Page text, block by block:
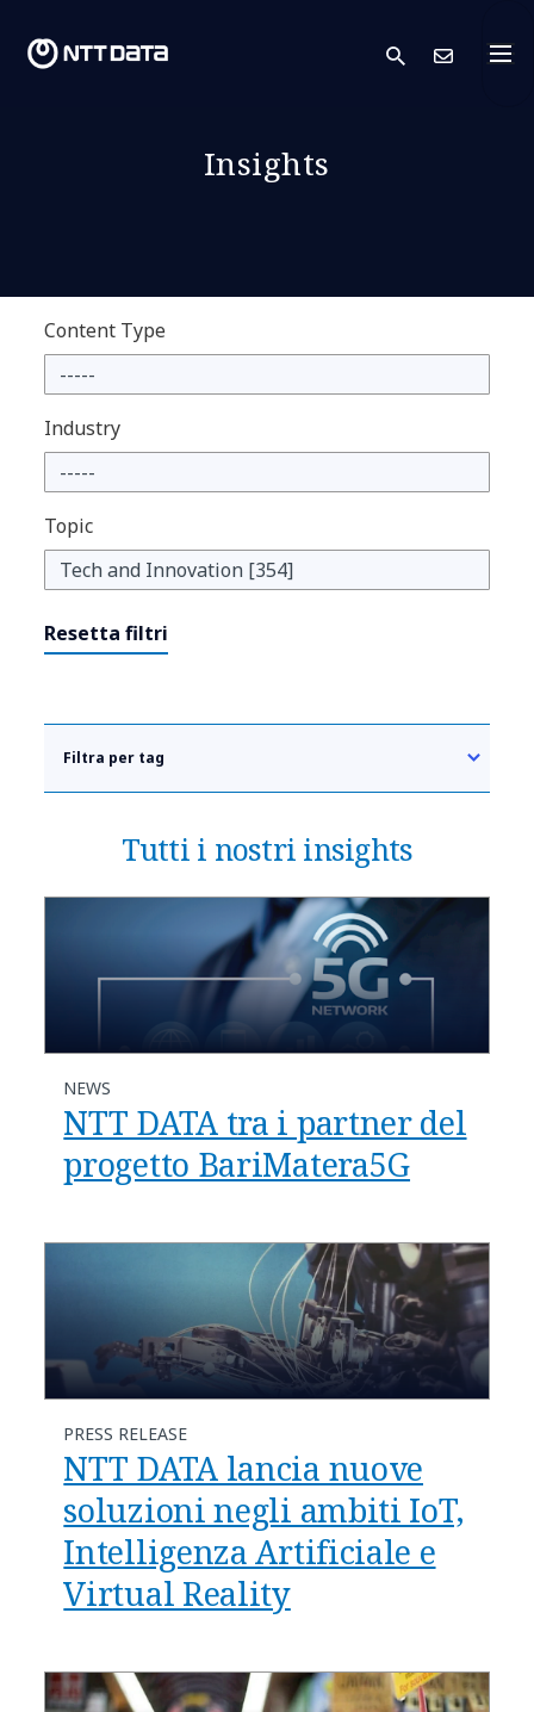
search
Insights
Content Type
Industry
Topic
Resetta filtri
Filtra per tag
Tutti i nostri insights
NEWS
NTT DATA tra i partner del
progetto BariMatera5G
PRESS RELEASE
NTT DATA lancia nuove
soluzioni negli ambiti IoT,
Intelligenza Artificiale e
Virtual Reality